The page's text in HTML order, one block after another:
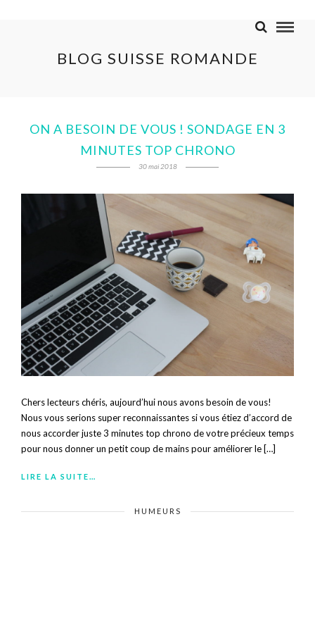
BLOG SUISSE ROMANDE
ON A BESOIN DE VOUS ! SONDAGE EN 3
MINUTES TOP CHRONO
30 mai 2018
Chers lecteurs chéris, aujourd’hui nous avons besoin de vous!
Nous vous serions super reconnaissantes si vous étiez d’accord de
nous accorder juste 3 minutes top chrono de votre précieux temps
pour nous donner un petit coup de mains pour améliorer le […]
LIRE LA SUITE…
HUMEURS